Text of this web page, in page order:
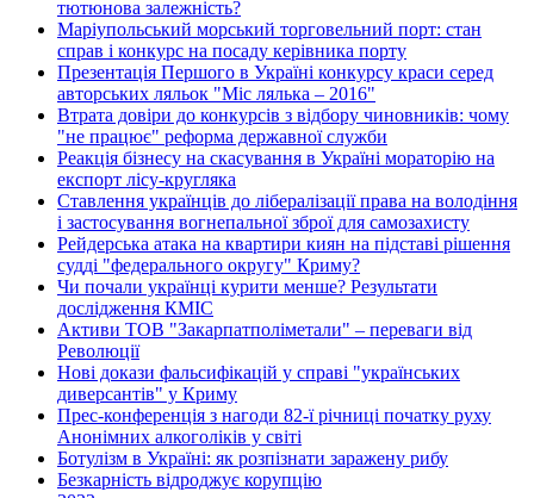
тютюнова залежність?
Маріупольський морський торговельний порт: стан
справ і конкурс на посаду керівника порту
Презентація Першого в Україні конкурсу краси серед
авторських ляльок "Міс лялька – 2016"
Втрата довіри до конкурсів з відбору чиновників: чому
"не працює" реформа державної служби
Реакція бізнесу на скасування в Україні мораторію на
експорт лісу-кругляка
Ставлення українців до лібералізації права на володіння
і застосування вогнепальної зброї для самозахисту
Рейдерська атака на квартири киян на підставі рішення
судді "федерального округу" Криму?
Чи почали українці курити менше? Результати
дослідження КМІС
Активи ТОВ "Закарпатполіметали" – переваги від
Революції
Нові докази фальсифікацій у справі "українських
диверсантів" у Криму
Прес-конференція з нагоди 82-ї річниці початку руху
Анонімних алкоголіків у світі
Ботулізм в Україні: як розпізнати заражену рибу
Безкарність відроджує корупцію